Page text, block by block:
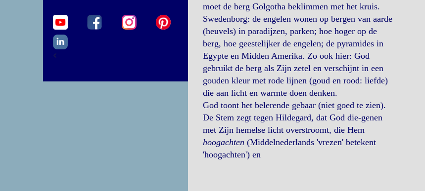
<
moet de berg Golgotha beklimmen met het kruis.
Swedenborg: de engelen wonen op bergen van aarde
(heuvels) in paradijzen, parken; hoe hoger op de
berg, hoe geestelijker de engelen; de pyramides in
Egypte en Midden Amerika. Zo ook hier: God
gebruikt de berg als Zijn zetel en verschijnt in een
gouden kleur met rode lijnen (goud en rood: liefde)
die aan licht en warmte doen denken.
God toont het belerende gebaar (niet goed te zien).
De Stem zegt tegen Hildegard, dat God die-genen
met Zijn hemelse licht overstroomt, die Hem
hoogachten (Middelnederlands 'vrezen' betekent
'hoogachten') en